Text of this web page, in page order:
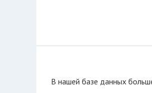
В нашей базе данных